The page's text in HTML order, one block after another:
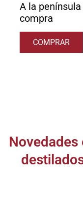
A la
compra
COMPRAR
Novedades